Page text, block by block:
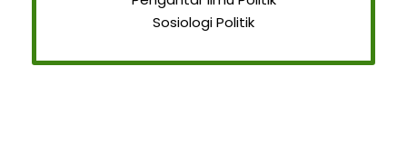
Sosiologi Politik